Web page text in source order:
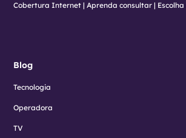
Cobertura Internet | Aprenda consultar |
Blog
Tecnologia
Operadora
TV